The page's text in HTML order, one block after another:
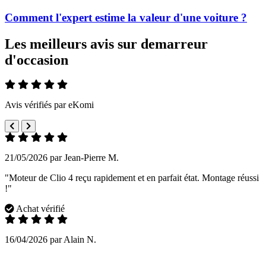
Comment l'expert estime la valeur d'une voiture ?
Les meilleurs avis sur demarreur
d'occasion
Avis vérifiés par eKomi
21/05/2026 par Jean-Pierre M.
"Moteur de Clio 4 reçu rapidement et en parfait état. Montage réussi
!"
Achat vérifié
16/04/2026 par Alain N.